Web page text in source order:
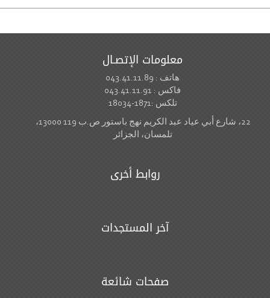
معلومات الإتصـال
هاتف : 043.41.11.89
فاكس : 043.41.11.91
تلكس :1871-18034
22، شارع أبي عياد عبد الكريم نهج باستور ص.ب 119 13000،
تلمسان، الجزائر
روابط أخرى
آخر المستجدات
صفحات شائعة